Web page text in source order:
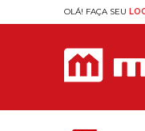
OLÁ! FAÇA SEU